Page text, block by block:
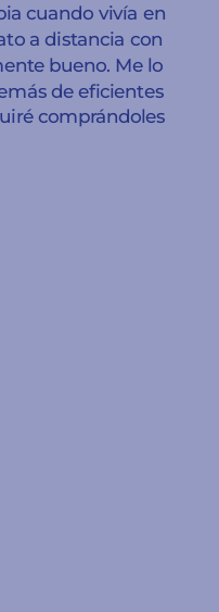
cuando vivía en
a distancia con
bueno. Me lo
de eficientes
comprándoles